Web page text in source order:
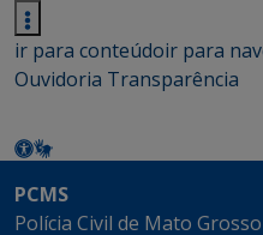
ir para conteúdoir para
Ouvidoria Transparência
PCMS
Polícia Civil de Mato